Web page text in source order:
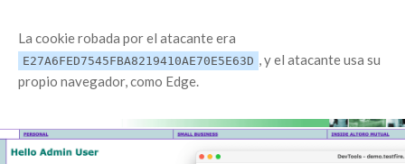
La cookie robada por el atacante era
E27A6FED7545FBA8219410AE70E5E63D
, y el atacante usa su
propio navegador, como Edge.